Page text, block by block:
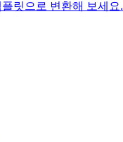
릿으로 변환해 보세요.